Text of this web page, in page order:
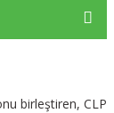
birleştiren, CLP